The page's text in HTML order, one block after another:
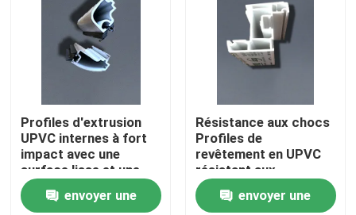
Profils de porte d'UPVC
Profils de fenêtre d'UPVC
Profils d'extrusion d'UPVC
fenêtre de tissu pour rideaux d'upvc
fenêtre de glissement d'upvc
Profiles d'extrusion
UPVC internes à fort
impact avec une
surface lisse et une
résistance aux
intempériesenvoyer une
Résistance aux chocs
Profiles de
revêtement en UPVC
résistant aux
intempéries ou à
l'extrusion coulissante
envoyer une